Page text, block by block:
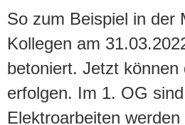
So zum Beispiel in der
Kollegen am
betoniert. Jetzt
erfolgen. Im 1. OG
Elektroarbeiten